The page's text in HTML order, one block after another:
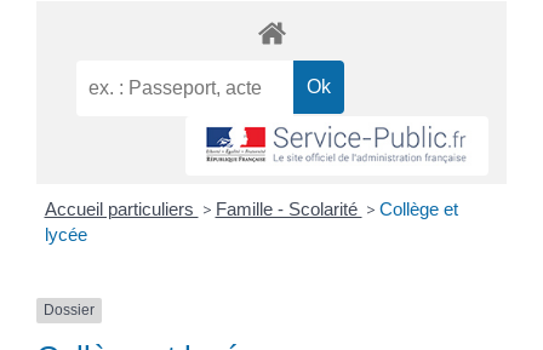
Accueil particuliers > Famille - Scolarité > Collège et
lycée
Dossier